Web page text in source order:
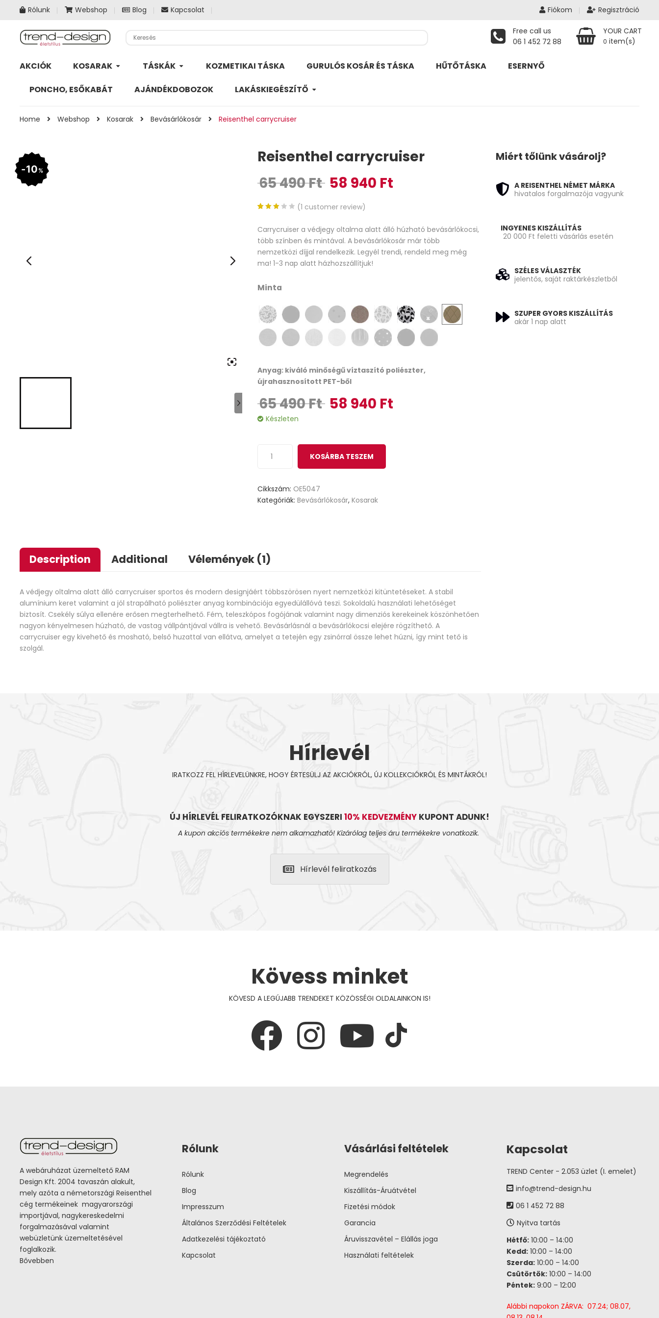
Rólunk Webshop Blog Kapcsolat Fiókom Regisztráció
Free call us
06 1 452 72 88
YOUR CART
0 item(s)
AKCIÓK KOSARAK TÁSKÁK KOZMETIKAI TÁSKA GURULÓS KOSÁR ÉS TÁSKA HŰTŐTÁSKA ESERNYŐ
PONCHO, ESŐKABÁT AJÁNDÉKDOBOZOK LAKÁSKIEGÉSZÍTŐ
Home Webshop Kosarak Bevásárlókosár Reisenthel carrycruiser
10%
Reisenthel carrycruiser
65 490Ft Original price was: 65 490 Ft.
58 940 Ft
out
of
based
on
rating
(1 customer review)
Carrycruiser a védjegy oltalma alatt álló húzható bevásárlókocsi,
több színben és mintával. A bevásárlókosár már több
nemzetközi díjjal rendelkezik. Legyél trendi, rendeld meg még
ma! 1-3 nap alatt házhozszállítjuk!
Minta
Anyag: kiváló minőségű víztaszító poliészter,
újrahasznosított PET-ből
65 490Ft Original price was: 65 490 Ft.
58 940 Ft
Készleten
KOSÁRBA TESZEM
Cikkszám: OE5047
Kategóriák:Bevásárlókosár,Kosarak
Description Additional Vélemények (1)
A védjegy oltalma alatt álló carrycruiser sportos és modern designjáért többszörösen nyert nemzetközi kitüntetéseket. A stabil
alumínium keret valamint a jól strapálható poliészter anyag kombinációja egyedülállóvá teszi. Sokoldalú használati lehetőséget
biztosít. Csekély súlya ellenére erősen megterhelhető. Fém, teleszkópos fogójának valamint nagy dimenziós kerekeinek köszönhetően
nagyon kényelmesen húzható, de vastag vállpántjával vállra is vehető. Bevásárlásnál a bevásárlókocsi elejére rögzíthető. A
carrycruiser egy kivehető és mosható, belső huzattal van ellátva, amelyet a tetején egy zsinórral össze lehet húzni, így mint tető is
szolgál.
Miért tőlünk vásárolj?
A REISENTHEL NÉMET MÁRKA
hivatalos forgalmazója vagyunk
INGYENES KISZÁLLÍTÁS
20 000 Ft feletti vásárlás esetén
SZÉLES VÁLASZTÉK
jelentős, saját raktárkészletből
SZUPER GYORS KISZÁLLÍTÁS
akár 1 nap alatt
Hírlevél
IRATKOZZ FEL HÍRLEVELÜNKRE, HOGY ÉRTESÜLJ AZ AKCIÓKRÓL, ÚJ KOLLEKCIÓKRÓL ÉS MINTÁKRÓL!
ÚJ HÍRLEVÉL FELIRATKOZÓKNAK EGYSZERI 10% KEDVEZMÉNY KUPONT ADUNK!
A kupon akciós termékekre nem alkamazható! Kizárólag teljes áru termékekre vonatkozik.
Hírlevél feliratkozás
Kövess minket
KÖVESD A LEGÚJABB TRENDEKET KÖZÖSSÉGI OLDALAINKON IS!
A webáruházat üzemeltető RAM
Design Kft. 2004 tavaszán alakult,
mely azóta a németországi Reisenthel
cég termékeinek magyarországi
importjával, nagykereskedelmi
forgalmazásával valamint
webüzletünk üzemeltetésével
foglalkozik.
Bővebben
Rólunk
Rólunk
Blog
Impresszum
Általános Szerződési Feltételek
Adatkezelési tájékoztató
Kapcsolat
Vásárlási feltételek
Megrendelés
Kiszállítás-Áruátvétel
Fizetési módok
Garancia
Áruvisszavétel – Elállás joga
Használati feltételek
Kapcsolat
TREND Center - 2.053 üzlet (I. emelet)
info@trend-design.hu
06 1 452 72 88
Nyitva tartás
Hétfő: 10:00 – 14:00
Kedd: 10:00 – 14:00
Szerda: 10:00 – 14:00
Csütörtök: 10:00 – 14:00
Péntek: 9:00 – 12:00
Alábbi napokon ZÁRVA: 07.24; 08.07,